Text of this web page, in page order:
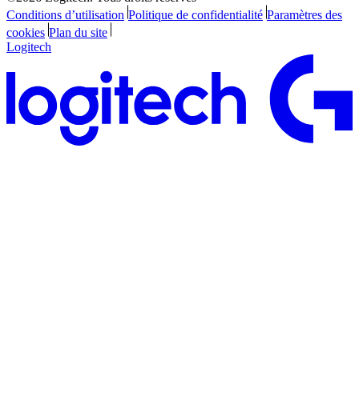
Conditions d’utilisation Politique de confidentialité Paramètres des
cookies Plan du site
Logitech